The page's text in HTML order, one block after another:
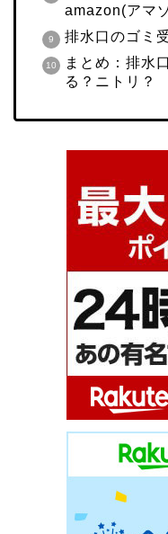
amazon(アマ
排水口のゴミ
まとめ：排水
る？ニトリ？